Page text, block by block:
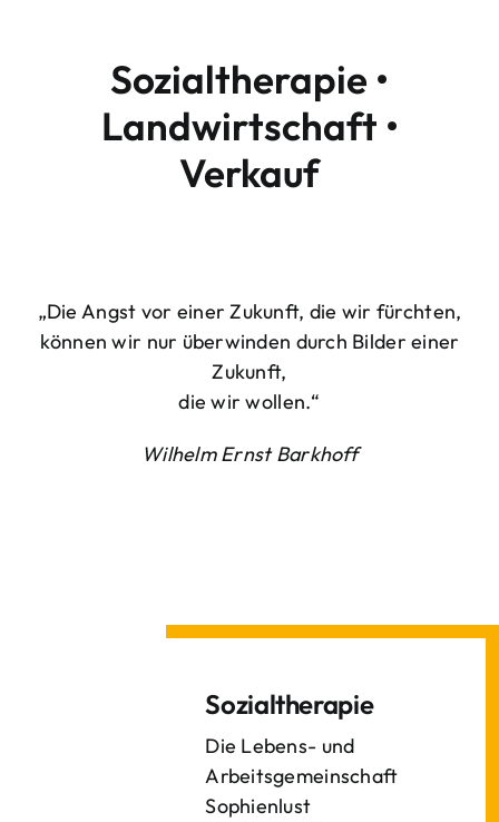
Sozialtherapie •
Landwirtschaft •
Verkauf
„Die Angst vor einer Zukunft, die wir fürchten,
können wir nur überwinden durch Bilder einer
Zukunft,
die wir wollen.“
Wilhelm Ernst Barkhoff
Sozialtherapie
Die Lebens- und
Arbeitsgemeinschaft
Sophienlust